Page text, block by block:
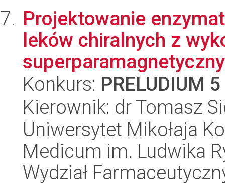
Projektowanie
leków chiralnych z
Konkurs: PRELUDIUM 5
Kierownik: dr Tomasz
Uniwersytet Mikołaja
Medicum im. Ludwika
Wydział